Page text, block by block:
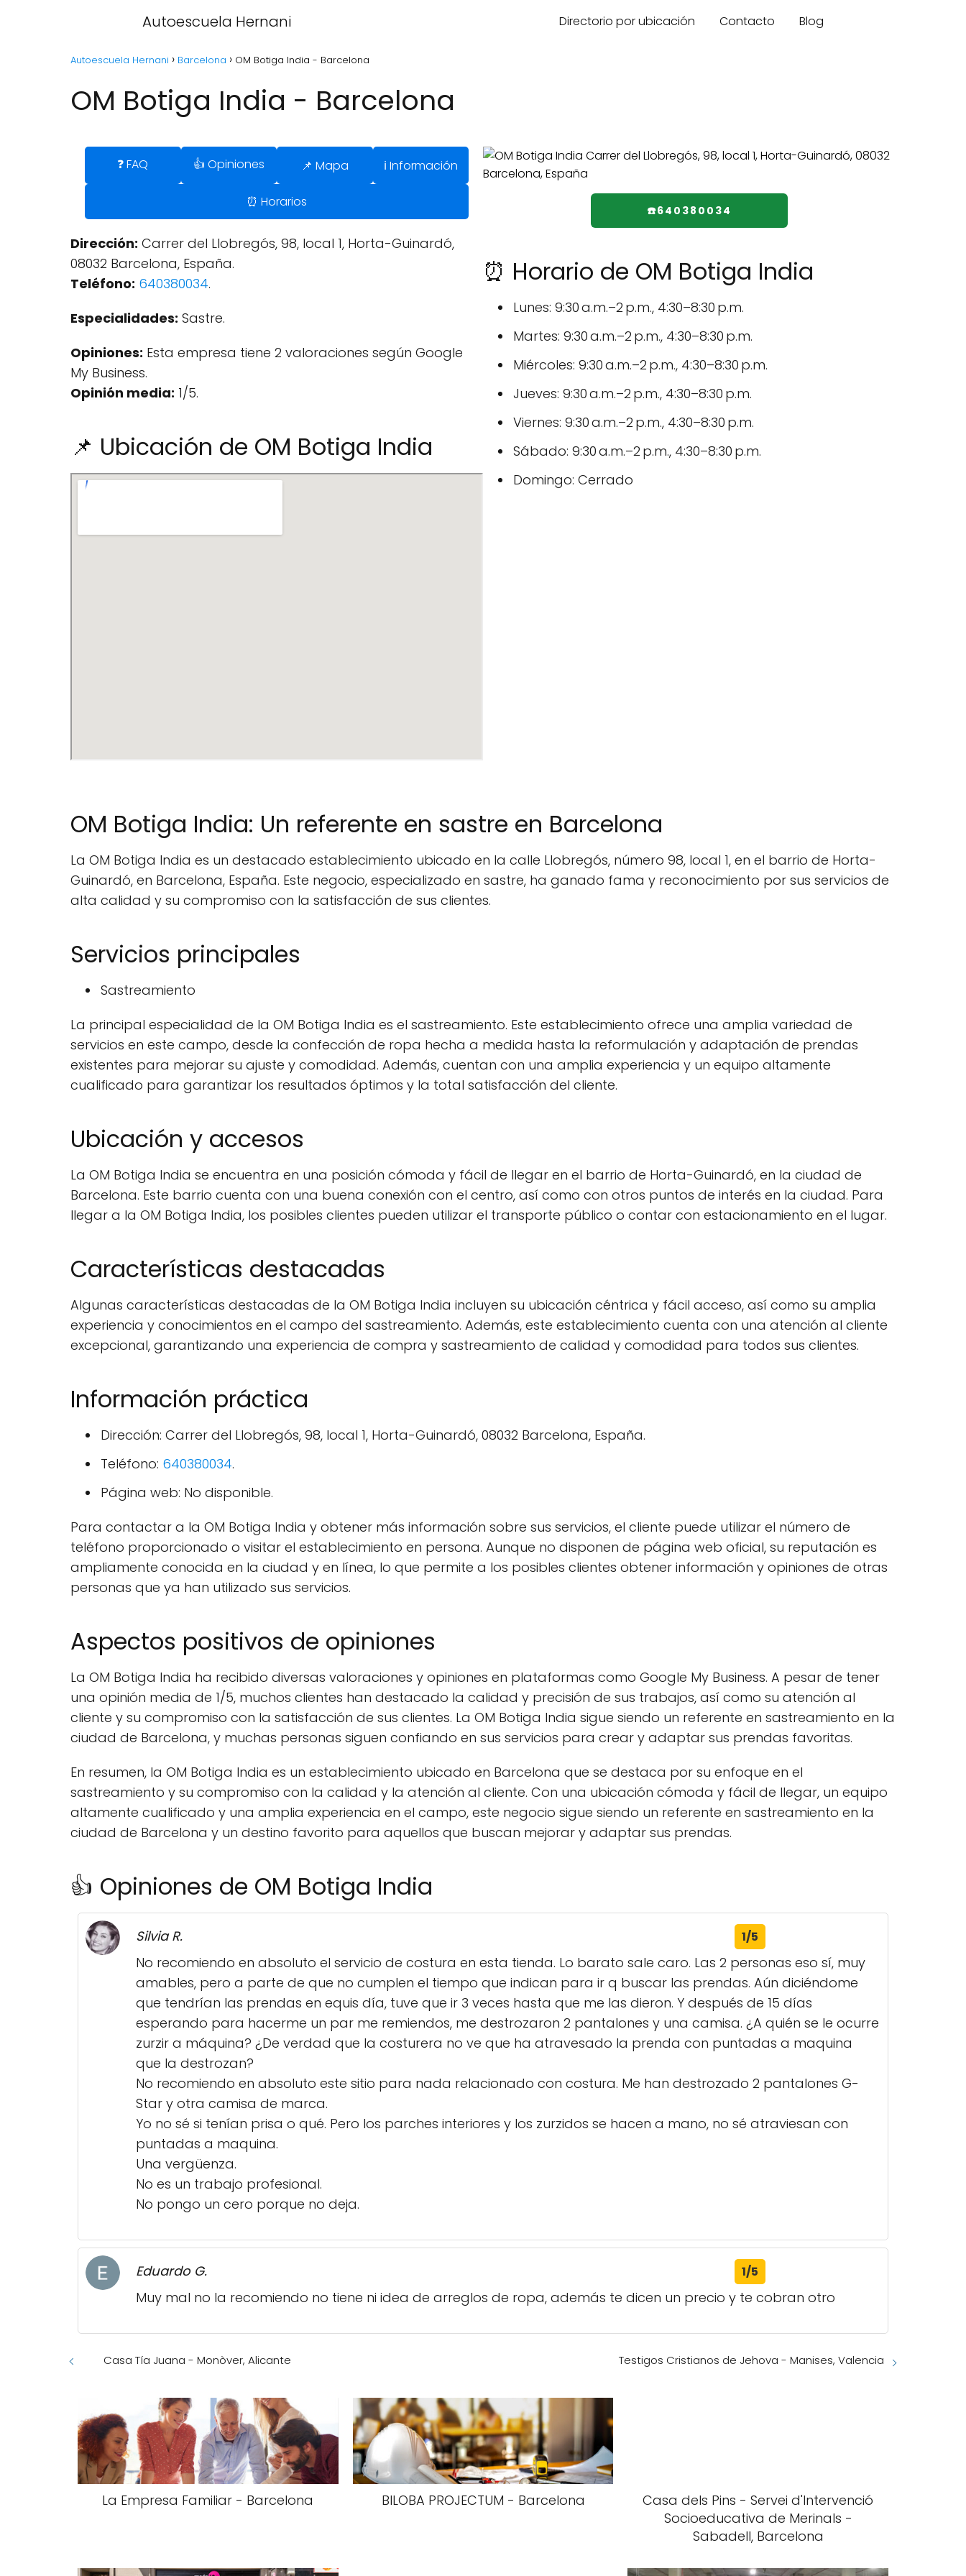
Autoescuela Hernani Directorio por ubicación Contacto Blog
Autoescuela Hernani Barcelona OM Botiga India - Barcelona
OM Botiga India - Barcelona
❓ FAQ 👍 Opiniones 📌 Mapa ℹ️ Información
⏰ Horarios
Dirección: Carrer del Llobregós, 98, local 1, Horta-Guinardó,
08032 Barcelona, España.
Teléfono: 640380034.
Especialidades: Sastre.
Opiniones: Esta empresa tiene 2 valoraciones según Google
My Business.
Opinión media: 1/5.
📌 Ubicación de OM Botiga India
☎️640380034
⏰ Horario de OM Botiga India
Lunes: 9:30 a.m.–2 p.m., 4:30–8:30 p.m.
Martes: 9:30 a.m.–2 p.m., 4:30–8:30 p.m.
Miércoles: 9:30 a.m.–2 p.m., 4:30–8:30 p.m.
Jueves: 9:30 a.m.–2 p.m., 4:30–8:30 p.m.
Viernes: 9:30 a.m.–2 p.m., 4:30–8:30 p.m.
Sábado: 9:30 a.m.–2 p.m., 4:30–8:30 p.m.
Domingo: Cerrado
OM Botiga India: Un referente en sastre en Barcelona
La OM Botiga India es un destacado establecimiento ubicado en la calle Llobregós, número 98, local 1, en el barrio de Horta-
Guinardó, en Barcelona, España. Este negocio, especializado en sastre, ha ganado fama y reconocimiento por sus servicios de
alta calidad y su compromiso con la satisfacción de sus clientes.
Servicios principales
Sastreamiento
La principal especialidad de la OM Botiga India es el sastreamiento. Este establecimiento ofrece una amplia variedad de
servicios en este campo, desde la confección de ropa hecha a medida hasta la reformulación y adaptación de prendas
existentes para mejorar su ajuste y comodidad. Además, cuentan con una amplia experiencia y un equipo altamente
cualificado para garantizar los resultados óptimos y la total satisfacción del cliente.
Ubicación y accesos
La OM Botiga India se encuentra en una posición cómoda y fácil de llegar en el barrio de Horta-Guinardó, en la ciudad de
Barcelona. Este barrio cuenta con una buena conexión con el centro, así como con otros puntos de interés en la ciudad. Para
llegar a la OM Botiga India, los posibles clientes pueden utilizar el transporte público o contar con estacionamiento en el lugar.
Características destacadas
Algunas características destacadas de la OM Botiga India incluyen su ubicación céntrica y fácil acceso, así como su amplia
experiencia y conocimientos en el campo del sastreamiento. Además, este establecimiento cuenta con una atención al cliente
excepcional, garantizando una experiencia de compra y sastreamiento de calidad y comodidad para todos sus clientes.
Información práctica
Dirección: Carrer del Llobregós, 98, local 1, Horta-Guinardó, 08032 Barcelona, España.
Teléfono: 640380034.
Página web: No disponible.
Para contactar a la OM Botiga India y obtener más información sobre sus servicios, el cliente puede utilizar el número de
teléfono proporcionado o visitar el establecimiento en persona. Aunque no disponen de página web oficial, su reputación es
ampliamente conocida en la ciudad y en línea, lo que permite a los posibles clientes obtener información y opiniones de otras
personas que ya han utilizado sus servicios.
Aspectos positivos de opiniones
La OM Botiga India ha recibido diversas valoraciones y opiniones en plataformas como Google My Business. A pesar de tener
una opinión media de 1/5, muchos clientes han destacado la calidad y precisión de sus trabajos, así como su atención al
cliente y su compromiso con la satisfacción de sus clientes. La OM Botiga India sigue siendo un referente en sastreamiento en la
ciudad de Barcelona, y muchas personas siguen confiando en sus servicios para crear y adaptar sus prendas favoritas.
En resumen, la OM Botiga India es un establecimiento ubicado en Barcelona que se destaca por su enfoque en el
sastreamiento y su compromiso con la calidad y la atención al cliente. Con una ubicación cómoda y fácil de llegar, un equipo
altamente cualificado y una amplia experiencia en el campo, este negocio sigue siendo un referente en sastreamiento en la
ciudad de Barcelona y un destino favorito para aquellos que buscan mejorar y adaptar sus prendas.
👍 Opiniones de OM Botiga India
Silvia R. 1/5
No recomiendo en absoluto el servicio de costura en esta tienda. Lo barato sale caro. Las 2 personas eso sí, muy
amables, pero a parte de que no cumplen el tiempo que indican para ir q buscar las prendas. Aún diciéndome
que tendrían las prendas en equis día, tuve que ir 3 veces hasta que me las dieron. Y después de 15 días
esperando para hacerme un par me remiendos, me destrozaron 2 pantalones y una camisa. ¿A quién se le ocurre
zurzir a máquina? ¿De verdad que la costurera no ve que ha atravesado la prenda con puntadas a maquina
que la destrozan?
No recomiendo en absoluto este sitio para nada relacionado con costura. Me han destrozado 2 pantalones G-
Star y otra camisa de marca.
Yo no sé si tenían prisa o qué. Pero los parches interiores y los zurzidos se hacen a mano, no sé atraviesan con
puntadas a maquina.
Una vergüenza.
No es un trabajo profesional.
No pongo un cero porque no deja.
Eduardo G. 1/5
Muy mal no la recomiendo no tiene ni idea de arreglos de ropa, además te dicen un precio y te cobran otro
Casa Tía Juana - Monòver, Alicante Testigos Cristianos de Jehova - Manises, Valencia
La Empresa Familiar - Barcelona BILOBA PROJECTUM - Barcelona
Casa dels Pins - Servei d'Intervenció
Socioeducativa de Merinals -
Sabadell, Barcelona